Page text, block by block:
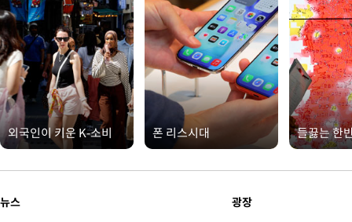
외국인이 키운 K-소비 폰 리스시대 들끓는 한
뉴스 광장